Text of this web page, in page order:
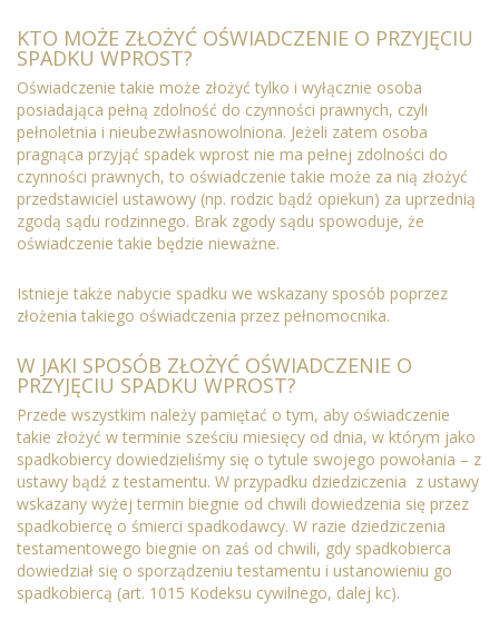
KTO MOŻE ZŁOŻYĆ OŚWIADCZENIE O PRZYJĘCIU
SPADKU WPROST?
Oświadczenie takie może złożyć tylko i wyłącznie osoba
posiadająca pełną zdolność do czynności prawnych, czyli
pełnoletnia i nieubezwłasnowolniona. Jeżeli zatem osoba
pragnąca przyjąć spadek wprost nie ma pełnej zdolności do
czynności prawnych, to oświadczenie takie może za nią złożyć
przedstawiciel ustawowy (np. rodzic bądź opiekun) za uprzednią
zgodą sądu rodzinnego. Brak zgody sądu spowoduje, że
oświadczenie takie będzie nieważne.
Istnieje także nabycie spadku we wskazany sposób poprzez
złożenia takiego oświadczenia przez pełnomocnika.
W JAKI SPOSÓB ZŁOŻYĆ OŚWIADCZENIE O
PRZYJĘCIU SPADKU WPROST?
Przede wszystkim należy pamiętać o tym, aby oświadczenie
takie złożyć w terminie sześciu miesięcy od dnia, w którym jako
spadkobiercy dowiedzieliśmy się o tytule swojego powołania – z
ustawy bądź z testamentu. W przypadku dziedziczenia z ustawy
wskazany wyżej termin biegnie od chwili dowiedzenia się przez
spadkobiercę o śmierci spadkodawcy. W razie dziedziczenia
testamentowego biegnie on zaś od chwili, gdy spadkobierca
dowiedział się o sporządzeniu testamentu i ustanowieniu go
spadkobiercą (art. 1015 Kodeksu cywilnego, dalej kc).